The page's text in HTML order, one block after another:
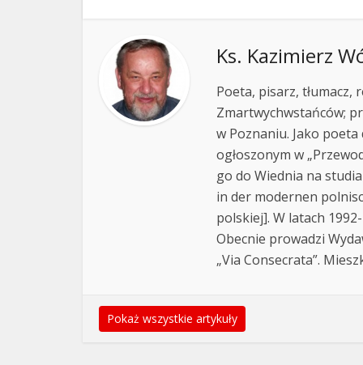
Ks. Kazimierz
Poeta, pisarz, tłumacz,
Zmartwychwstańców;
w Poznaniu. Jako poeta
ogłoszonym w
go do Wiednia na
in der modernen
polskiej]. W latach
Obecnie prowadzi
„Via Consecrata”.
Pokaż wszystkie artykuły